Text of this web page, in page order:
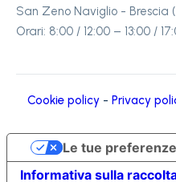
San Zeno Naviglio - Brescia
Orari: 8:00 / 12:00 – 13:00 /
Cookie policy - Privacy
Informativa sulla
Le tue